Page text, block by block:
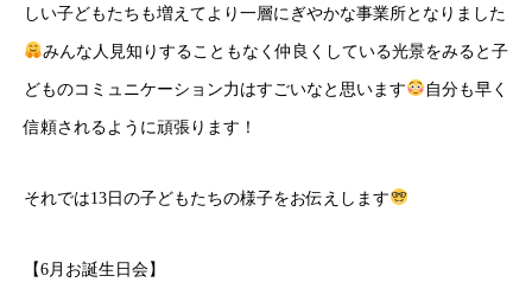
しい子どもたちも増えてより一層にぎやかな事業所となりました
みんな人見知りすることもなく仲良くしている光景をみると子
どものコミュニケーション力はすごいなと思います 自分も早く
信頼されるように頑張ります！
それでは13日の子どもたちの様子をお伝えします
【6月お誕生日会】